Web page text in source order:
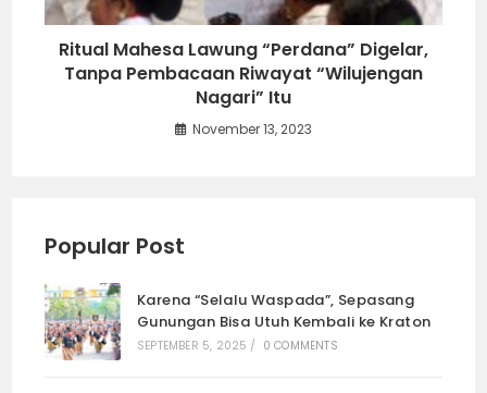
Ritual Mahesa Lawung “Perdana” Digelar,
Tanpa Pembacaan Riwayat “Wilujengan
Nagari” Itu
November 13, 2023
Popular Post
Karena “Selalu Waspada”, Sepasang
Gunungan Bisa Utuh Kembali ke Kraton
SEPTEMBER 5, 2025 / 0 COMMENTS